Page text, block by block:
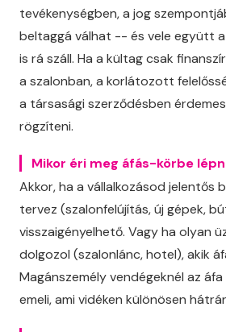
tevékenységben, a jog
beltaggá válhat -- és vele együtt
is rá száll. Ha a kültag csak
a szalonban, a korlátozott
a társasági szerződésben
rögzíteni.
Mikor éri meg áfás-körbe
Akkor, ha a vállalkozásod jelentős
tervez (szalonfelújítás, új gépek,
visszaigényelhető. Vagy ha olyan
dolgozol (szalonlánc, hotel), akik
Magánszemély vendégeknél az
emeli, ami vidéken különösen